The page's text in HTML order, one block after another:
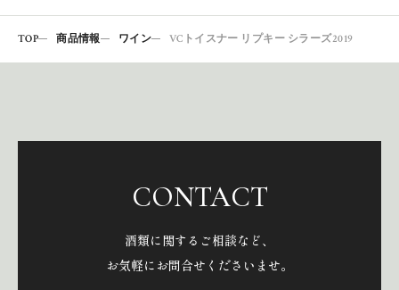
TOP 商品情報 ワイン VCトイスナー リプキー シラーズ2019
CONTACT
酒類に関するご相談など、
お気軽にお問合せくださいませ。